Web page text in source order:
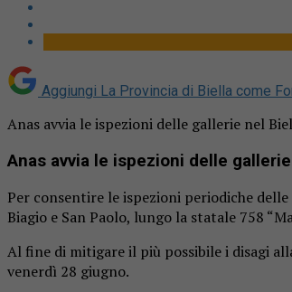
Aggiungi La Provincia di Biella come
Anas avvia le ispezioni delle gallerie nel
Anas avvia le ispezioni delle
Per consentire le ispezioni periodiche
Biagio e San Paolo, lungo la statale 758
Al fine di mitigare il più possibile i disagi
venerdì 28 giugno.